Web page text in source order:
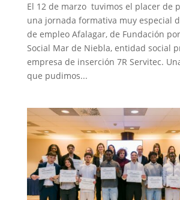
El 12 de marzo tuvimos el placer de
una jornada formativa muy especial
de empleo Afalagar, de Fundación
Social Mar de Niebla, entidad social
empresa de inserción 7R Servitec.
que pudimos...